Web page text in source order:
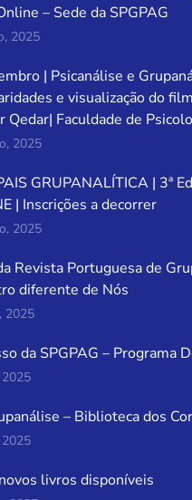
– Sede da SPGPAG
2025
| Psicanálise e
e visualização do
Qedar| Faculdade de
2025
GRUPANALÍTICA | 3ª
| Inscrições a decorrer
2025
Revista Portuguesa de
diferente de Nós
2025
da SPGPAG – Programa
– Biblioteca dos
livros disponíveis